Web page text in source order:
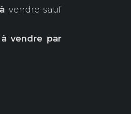
vendre sauf
vendre par